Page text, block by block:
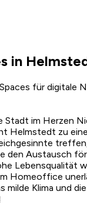
in
für digitale
im Herzen
Helmstedt zu
den Austausch
Lebensqualität
Homeoffice
milde Klima und